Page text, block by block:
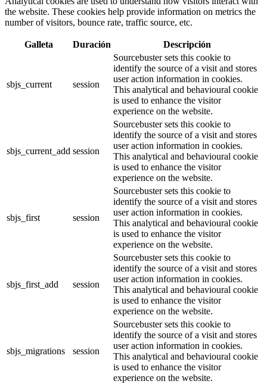
the website. These cookies help provide information on metrics the
number of visitors, bounce rate, traffic source, etc.
Galleta Duración Descripción
sbjs_current session
Sourcebuster sets this cookie to
identify the source of a visit and stores
user action information in cookies.
This analytical and behavioural cookie
is used to enhance the visitor
experience on the website.
sbjs_current_add session
Sourcebuster sets this cookie to
identify the source of a visit and stores
user action information in cookies.
This analytical and behavioural cookie
is used to enhance the visitor
experience on the website.
sbjs_first session
Sourcebuster sets this cookie to
identify the source of a visit and stores
user action information in cookies.
This analytical and behavioural cookie
is used to enhance the visitor
experience on the website.
sbjs_first_add session
Sourcebuster sets this cookie to
identify the source of a visit and stores
user action information in cookies.
This analytical and behavioural cookie
is used to enhance the visitor
experience on the website.
sbjs_migrations session
Sourcebuster sets this cookie to
identify the source of a visit and stores
user action information in cookies.
This analytical and behavioural cookie
is used to enhance the visitor
experience on the website.